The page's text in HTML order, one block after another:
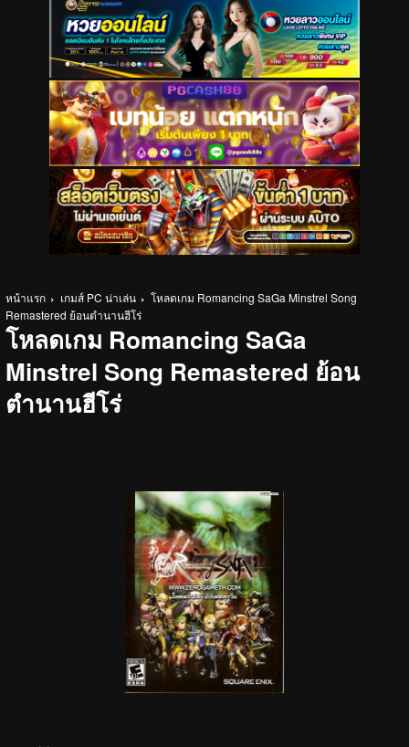
หน้าแรก เกมส์ PC น่าเล่น
โหลดเกม Romancing SaGa Minstrel Song
Remastered ย้อนตำนานฮีโร่
โหลดเกม Romancing SaGa
Minstrel Song Remastered ย้อน
ตำนานฮีโร่